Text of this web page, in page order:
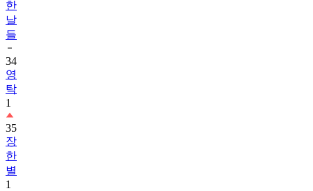
한
날
들
34
영
탁
1
35
장
한
별
1